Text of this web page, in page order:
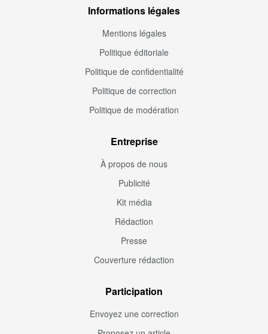
Informations légales
Mentions légales
Politique éditoriale
Politique de confidentialité
Politique de correction
Politique de modération
Entreprise
À propos de nous
Publicité
Kit média
Rédaction
Presse
Couverture rédaction
Participation
Envoyez une correction